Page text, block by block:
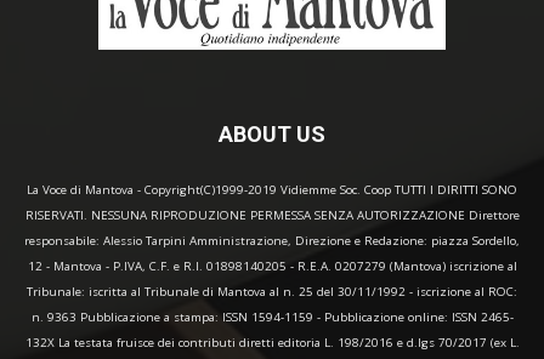
ABOUT US
La Voce di Mantova - Copyright(C)1999-2019 Vidiemme Soc. Coop TUTTI I DIRITTI SONO
RISERVATI. NESSUNA RIPRODUZIONE PERMESSA SENZA AUTORIZZAZIONE Direttore
responsabile: Alessio Tarpini Amministrazione, Direzione e Redazione: piazza Sordello,
12 - Mantova - P.IVA, C.F. e R.I. 01898140205 - R.E.A. 0207279 (Mantova) iscrizione al
Tribunale: iscritta al Tribunale di Mantova al n. 25 del 30/11/1992 - iscrizione al ROC:
n. 9363 Pubblicazione a stampa: ISSN 1594-1159 - Pubblicazione online: ISSN 2465-
132X La testata fruisce dei contributi diretti editoria L. 198/2016 e d.lgs 70/2017 (ex L.